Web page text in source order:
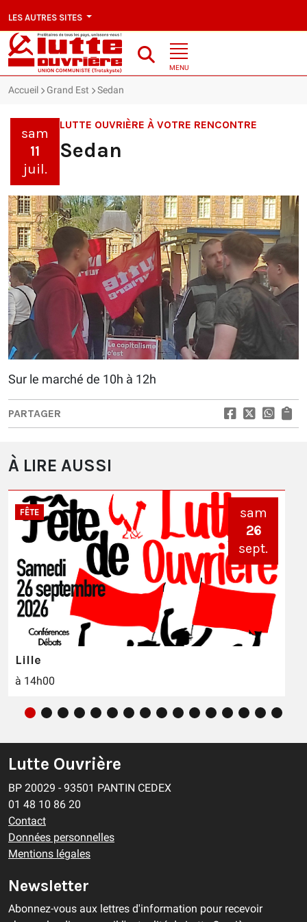
LES AUTRES SITES
MENU
Accueil Grand Est Sedan
sam
11
juil.
LUTTE OUVRIÈRE À VOTRE RENCONTRE
Sedan
Sur le marché de 10h à 12h
PARTAGER
À LIRE AUSSI
FÊTE
sam
26
sept.
Lille
à 14h00
Lutte Ouvrière
BP 20029 - 93501 PANTIN CEDEX
01 48 10 86 20
Contact
Données personnelles
Mentions légales
Newsletter
Abonnez-vous aux lettres d'information pour recevoir